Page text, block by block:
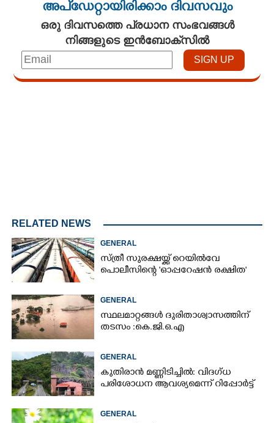
അപ്ഡേറ്റായിരിക്കാം ദിവസവും
ഒരു ദിവസത്തെ പ്രധാന സംഭവങ്ങൾ
നിങ്ങളുടെ ഇൻബോക്സിൽ
RELATED NEWS
GENERAL
സ്ത്രീ സുരക്ഷയ്ക്ക് റെയിൽവേ
പൊലീസിന്റെ 'ഓപ്പറേഷൻ രക്ഷിത'
GENERAL
സ്ഥലമാറ്റങ്ങൾ ദുരിതാശ്വാസത്തിന്
തടസം :കെ.ജി.ഒ.എ
GENERAL
കുതിരാൻ മണ്ണിടിച്ചിൽ: വിദഗ്ധ
പരിശോധന ആവശ്യമെന്ന് റിപ്പോർട്ട്
GENERAL